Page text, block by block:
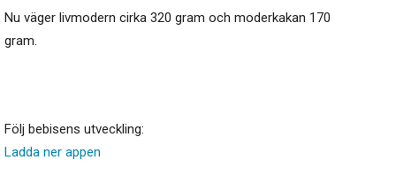
Nu väger livmodern cirka 320 gram och moderkakan 170
gram.
Följ bebisens utveckling:
Ladda ner appen